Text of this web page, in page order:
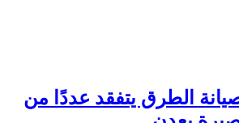
الطرق يتفقد عددًا من